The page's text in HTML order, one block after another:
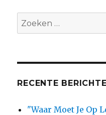
Search
for:
RECENTE
"Waar Moet Je Op